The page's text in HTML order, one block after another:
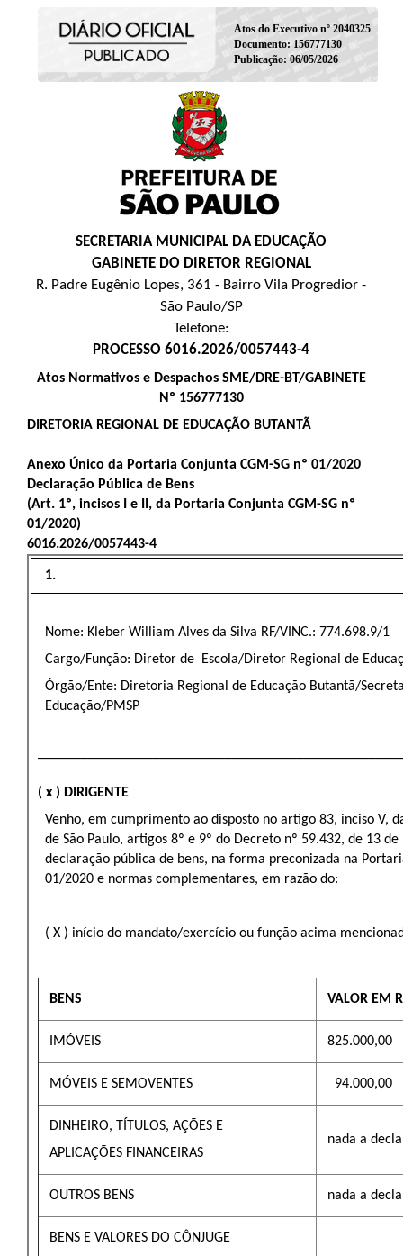
Atos do Executivo nº 2040325
Documento: 156777130
Publicação: 06/05/2026
SECRETARIA MUNICIPAL DA EDUCAÇÃO
GABINETE DO DIRETOR REGIONAL
R. Padre Eugênio Lopes, 361 - Bairro Vila Progredior -
São Paulo/SP
Telefone:
PROCESSO 6016.2026/0057443-4
Atos Normativos e Despachos SME/DRE-BT/GABINETE
Nº 156777130
DIRETORIA REGIONAL DE EDUCAÇÃO BUTANTÃ
Anexo Único da Portaria Conjunta CGM-SG nº 01/2020
Declaração Pública de Bens
(Art. 1º, incisos I e II, da Portaria Conjunta CGM-SG nº
01/2020)
6016.2026/0057443-4
1.
Nome: Kleber William Alves da Silva RF/VINC.: 774.698.9/1
Cargo/Função: Diretor de Escola/Diretor Regional de
Órgão/Ente: Diretoria Regional de Educação Butantã/
Educação/PMSP
( x ) DIRIGENTE
Venho, em cumprimento ao disposto no artigo 83, inciso V,
de São Paulo, artigos 8º e 9º do Decreto nº 59.432, de 13
declaração pública de bens, na forma preconizada na
01/2020 e normas complementares, em razão do:
( X ) início do mandato/exercício ou função acima
BENS VALOR EM
IMÓVEIS 825.000,00
MÓVEIS E SEMOVENTES 94.000,00
DINHEIRO, TÍTULOS, AÇÕES E
APLICAÇÕES FINANCEIRAS
nada a
OUTROS BENS nada a
BENS E VALORES DO CÔNJUGE